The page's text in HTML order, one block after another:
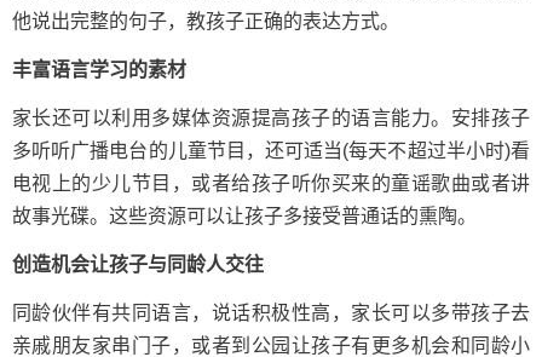
他说出完整的句子，教孩子正确的表达方式。
丰富语言学习的素材
家长还可以利用多媒体资源提高孩子的语言能力。安排孩子
多听听广播电台的儿童节目，还可适当(每天不超过半小时)看
电视上的少儿节目，或者给孩子听你买来的童谣歌曲或者讲
故事光碟。这些资源可以让孩子多接受普通话的熏陶。
创造机会让孩子与同龄人交往
同龄伙伴有共同语言，说话积极性高，家长可以多带孩子去
亲戚朋友家串门子，或者到公园让孩子有更多机会和同龄小